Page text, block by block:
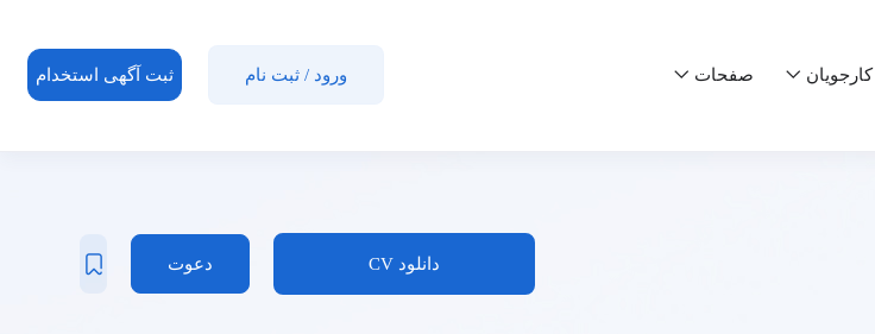
کارجویان صفحات ورود / ثبت نام ثبت آگهی استخدام
دانلود CV دعوت